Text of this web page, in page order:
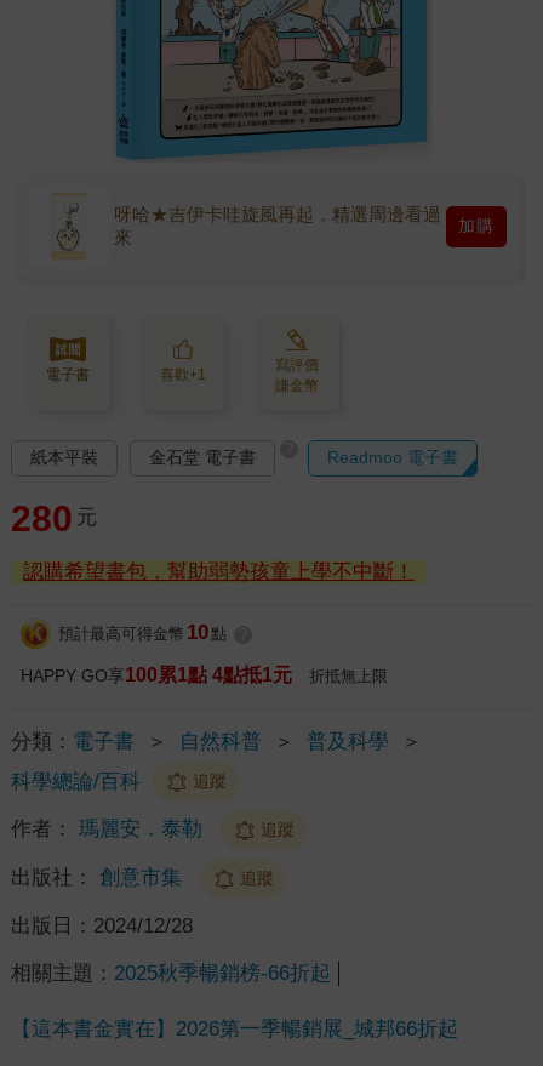
呀哈★吉伊卡哇旋風再起，精選周邊看過
來
加購
電子書 喜歡+1
寫評價
賺金幣
紙本平裝 金石堂 電子書 Readmoo 電子書
280 元
認購希望書包，幫助弱勢孩童上學不中斷！
預計最高可得金幣 10 點
HAPPY GO享100累1點 4點抵1元 折抵無上限
分類： 電子書 ＞ 自然科普 ＞ 普及科學
＞
科學總論/百科
追蹤
作者： 瑪麗安．泰勒 追蹤
出版社： 創意市集 追蹤
出版日： 2024/12/28
相關主題： 2025秋季暢銷榜-66折起
【這本書金實在】2026第一季暢銷展_城邦66折起